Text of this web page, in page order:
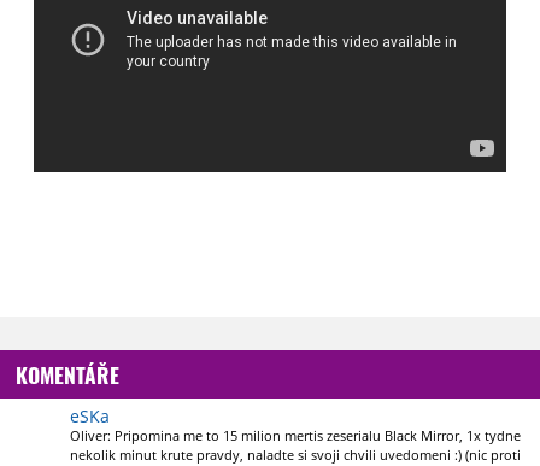
KOMENTÁŘE
eSKa
Oliver: Pripomina me to 15 milion mertis zeserialu Black Mirror, 1x tydne
nekolik minut krute pravdy, naladte si svoji chvili uvedomeni :) (nic proti